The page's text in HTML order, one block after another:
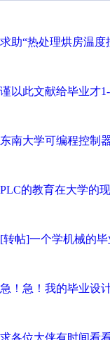
求助“热处理烘房温度
谨以此文献给毕业才
东南大学可编程控制
PLC的教育在大学的
[转帖]一个学机械的毕
急！急！我的毕业设
求各位大侠有时间看